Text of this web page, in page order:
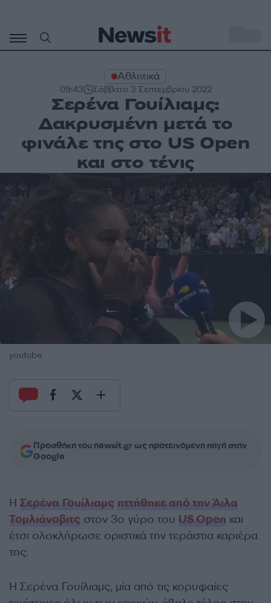
περιεχόμενο
Αθλητικά
09:43 Σάββατο 3 Σεπτεμβρίου 2022
Σερένα Γουίλιαμς:
Δακρυσμένη μετά το
φινάλε της στο US Open
και στο τένις
youtube
Προσθήκη του newsit.gr ως προτεινόμενη πηγή στην
Google
Η Σερένα Γουίλιαμς ηττήθηκε από την Άιλα
Τομλιάνοβιτς στον 3ο γύρο του US Open και
έτσι ολοκλήρωσε οριστικά την τεράστια καριέρα
της.
Η Σερένα Γουίλιαμς, μία από τις κορυφαίες